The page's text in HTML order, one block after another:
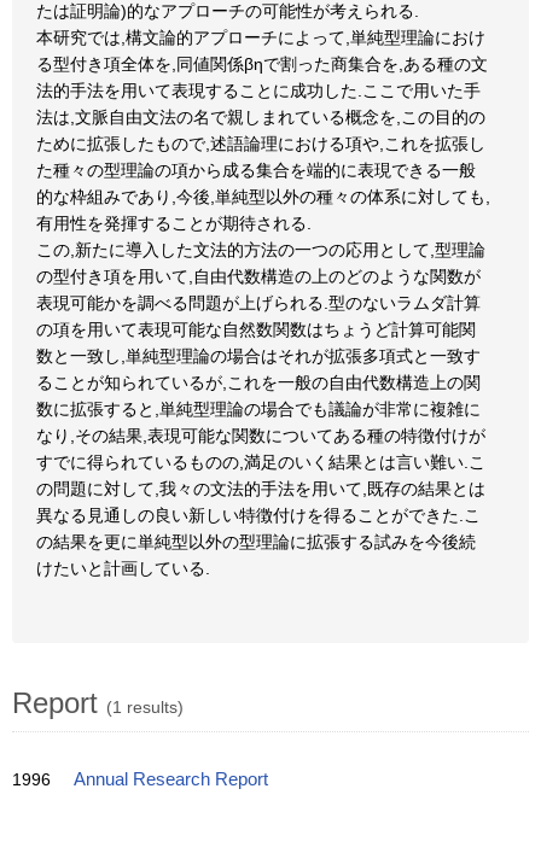
たは証明論)的なアプローチの可能性が考えられる.
本研究では,構文論的アプローチによって,単純型理論におけ
る型付き項全体を,同値関係βηで割った商集合を,ある種の文
法的手法を用いて表現することに成功した.ここで用いた手
法は,文脈自由文法の名で親しまれている概念を,この目的の
ために拡張したもので,述語論理における項や,これを拡張し
た種々の型理論の項から成る集合を端的に表現できる一般
的な枠組みであり,今後,単純型以外の種々の体系に対しても,
有用性を発揮することが期待される.
この,新たに導入した文法的方法の一つの応用として,型理論
の型付き項を用いて,自由代数構造の上のどのような関数が
表現可能かを調べる問題が上げられる.型のないラムダ計算
の項を用いて表現可能な自然数関数はちょうど計算可能関
数と一致し,単純型理論の場合はそれが拡張多項式と一致す
ることが知られているが,これを一般の自由代数構造上の関
数に拡張すると,単純型理論の場合でも議論が非常に複雑に
なり,その結果,表現可能な関数についてある種の特徴付けが
すでに得られているものの,満足のいく結果とは言い難い.こ
の問題に対して,我々の文法的手法を用いて,既存の結果とは
異なる見通しの良い新しい特徴付けを得ることができた.こ
の結果を更に単純型以外の型理論に拡張する試みを今後続
けたいと計画している.
Report (1 results)
1996 Annual Research Report